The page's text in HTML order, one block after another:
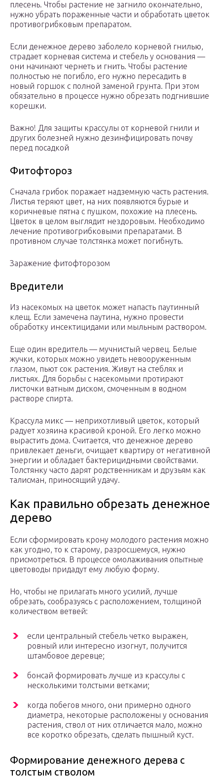
плесень. Чтобы растение не загнило окончательно,
нужно убрать пораженные части и обработать цветок
противогрибковым препаратом.
Если денежное дерево заболело корневой гнилью,
страдает корневая система и стебель у основания —
они начинают чернеть и гнить. Чтобы растение
полностью не погибло, его нужно пересадить в
новый горшок с полной заменой грунта. При этом
обязательно в процессе нужно обрезать подгнившие
корешки.
Важно! Для защиты крассулы от корневой гнили и
других болезней нужно дезинфицировать почву
перед посадкой
Фитофтороз
Сначала грибок поражает надземную часть растения.
Листья теряют цвет, на них появляются бурые и
коричневые пятна с пушком, похожие на плесень.
Цветок в целом выглядит нездоровым. Необходимо
лечение противогрибковыми препаратами. В
противном случае толстянка может погибнуть.
Заражение фитофторозом
Вредители
Из насекомых на цветок может напасть паутинный
клещ. Если замечена паутина, нужно провести
обработку инсектицидами или мыльным раствором.
Еще один вредитель — мучнистый червец. Белые
жучки, которых можно увидеть невооруженным
глазом, пьют сок растения. Живут на стеблях и
листьях. Для борьбы с насекомыми протирают
листочки ватным диском, смоченным в водном
растворе спирта.
Крассула микс — неприхотливый цветок, который
радует хозяина красивой кроной. Его легко можно
вырастить дома. Считается, что денежное дерево
привлекает деньги, очищает квартиру от негативной
энергии и обладает бактерицидными свойствами.
Толстянку часто дарят родственникам и друзьям как
талисман, приносящий удачу.
Как правильно обрезать денежное
дерево
Если сформировать крону молодого растения можно
как угодно, то к старому, разросшемуся, нужно
присмотреться. В процессе омолаживания опытные
цветоводы придадут ему любую форму.
Но, чтобы не прилагать много усилий, лучше
обрезать, сообразуясь с расположением, толщиной
количеством ветвей:
если центральный стебель четко выражен,
ровный или интересно изогнут, получится
штамбовое деревце;
бонсай формировать лучше из крассулы с
несколькими толстыми ветками;
когда побегов много, они примерно одного
диаметра, некоторые расположены у основания
растения, ствол от них отличается мало, можно
все коротко обрезать, сделать пышный куст.
Формирование денежного дерева с
толстым стволом